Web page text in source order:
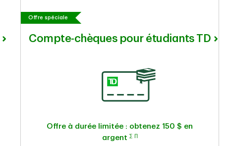
Offre spéciale
Compte-chèques pour étudiants TD
Offre à durée limitée : obtenez 150 $ en
argent ∑ ∏